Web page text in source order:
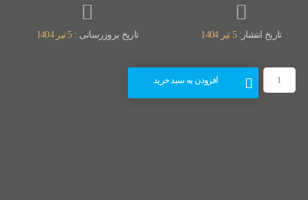
تاریخ انتشار:5 تیر 1404 تاریخ بروزرسانی :5 تیر 1404
افزودن به سبد خرید